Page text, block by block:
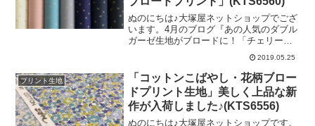
およそ３５ミリ程度でございます。写真
の中の、「イエロー」「ミント」「グレ
ー」のストライプは今年新たに登場した
新色です。このほかにも「ピンク」があ
りますが、加工中につき２０１９年６月
下旬頃の入荷を予定しています。（「ピ
ンク」につきましては入荷次第掲載いた
します）素材は使い勝手のよい「オック
スフォード生地」です
ぬのにちは♪大塚屋ネットショップでござ
います。4月のブログ『あの人気のダブル
ガーゼ生地がブロードに！「チェリーの
ブロード」＆「星降るブロード」』にて
お知らせをいたしました商品が、入荷い
たしました！人気の布地「チェリーのダ
ブルガーゼ」の、ブロード生地タイプで
す♡＼ 右がガーゼ、左がブロードで
す ／アイボリーはガーゼとよく似た色
ですが、ピンクはあえて少し色味を変え
2019.05.25
プリント生地
「コットンこばやし・花柄ブロー
ドプリント生地」美しく上品な新
作が入荷しました♪(KTS6556)
ぬのにちは♪大塚屋ネットショップです。